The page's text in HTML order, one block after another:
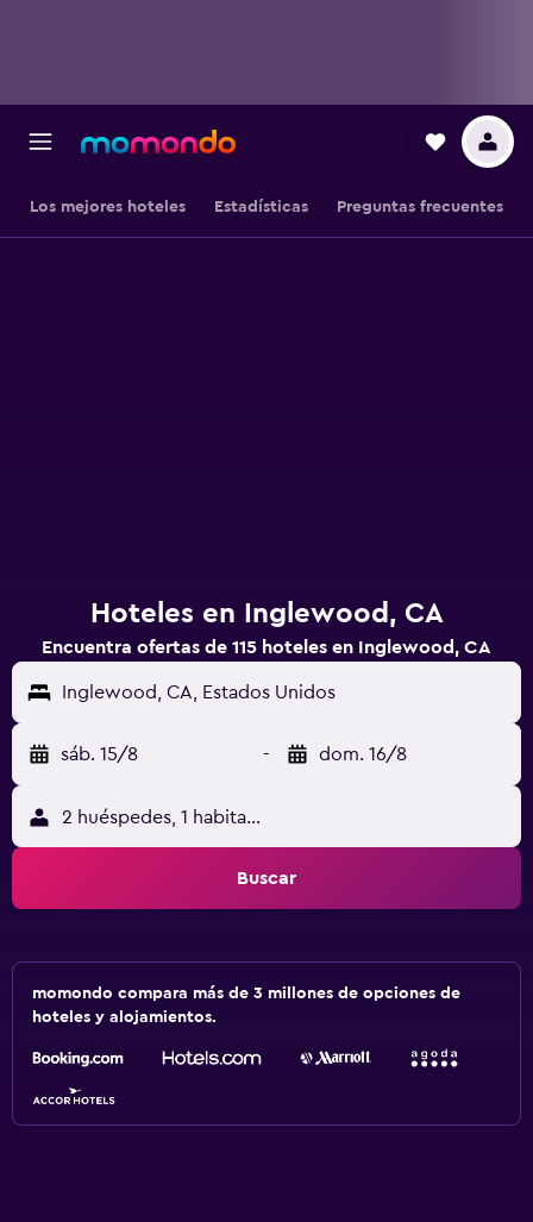
Los mejores hoteles Estadísticas Preguntas frecuentes
Hoteles en Inglewood, CA
Encuentra ofertas de 115 hoteles en Inglewood, CA
Inglewood, CA, Estados Unidos
sáb. 15/8 - dom. 16/8
2 huéspedes, 1 habitación
Buscar
momondo compara más de 3 millones de opciones de
hoteles y alojamientos.